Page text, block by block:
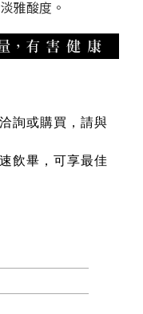
雅酸度。
詢或購買，請與
飲畢，可享最佳